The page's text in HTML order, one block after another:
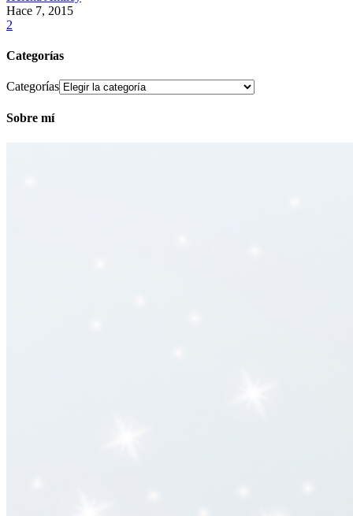
Hace 7, 2015
2
Categorías
Categorías
Sobre mí